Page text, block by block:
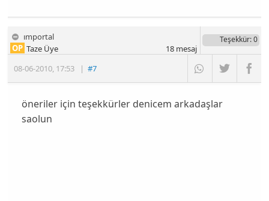
ımportal
08-06-2010, 17:53 |#7
OP Taze Üye
Teşekkür: 0
18mesaj
öneriler için teşekkürler denicem arkadaşlar
saolun